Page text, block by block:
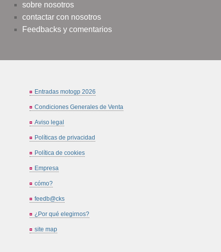
sobre nosotros
contactar con nosotros
Feedbacks y comentarios
Entradas motogp 2026
Condiciones Generales de Venta
Aviso legal
Políticas de privacidad
Política de cookies
Empresa
cómo?
feedb@cks
¿Por qué elegirnos?
site map